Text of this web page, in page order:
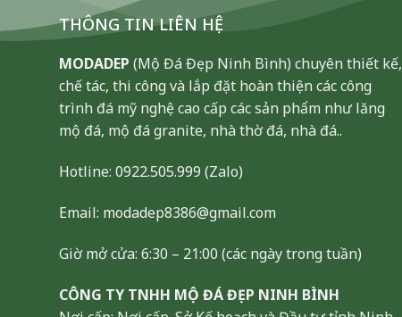
THÔNG TIN LIÊN HỆ
MODADEP (Mộ Đá Đẹp Ninh Bình) chuyên thiết kế,
chế tác, thi công và lắp đặt hoàn thiện các công
trình đá mỹ nghệ cao cấp các sản phẩm như lăng
mộ đá, mộ đá granite, nhà thờ đá, nhà đá..
Hotline: 0922.505.999 (Zalo)
Email: modadep8386@gmail.com
Giờ mở cửa: 6:30 – 21:00 (các ngày trong tuần)
CÔNG TY TNHH MỘ ĐÁ ĐẸP NINH BÌNH